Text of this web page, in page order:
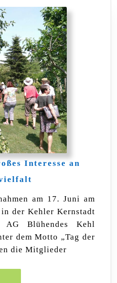
Interesse an
an
Tag
der
(G)Artenvielfalt
am 17. Juni am
der Kehler Kernstadt
Blühendes Kehl
dem Motto „Tag der
die Mitglieder